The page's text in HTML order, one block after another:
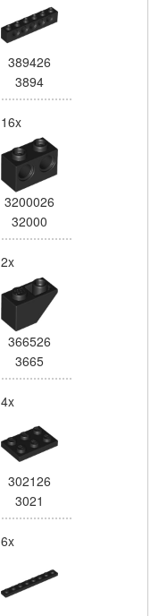
389426
3894
16x
3200026
32000
2x
366526
3665
4x
302126
3021
6x